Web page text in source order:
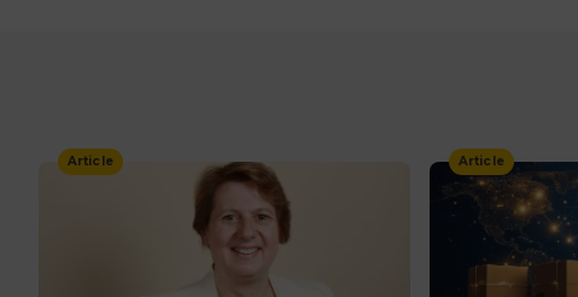
Article Article